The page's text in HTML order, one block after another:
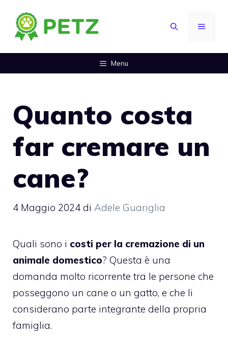
contenuto
MENU
Menu
Quanto costa
far cremare un
cane?
4 Maggio 2024 di Adele Guariglia
Quali sono i costi per la cremazione di un
animale domestico? Questa è una
domanda molto ricorrente tra le persone che
posseggono un cane o un gatto, e che li
considerano parte integrante della propria
famiglia.